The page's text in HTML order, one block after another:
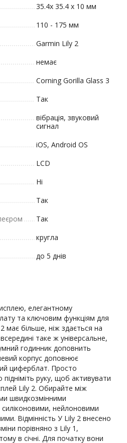
35.4х 35.4 х 10 мм
110 - 175 мм
Garmin Lily 2
немає
Corning Gorilla Glass 3
Так
вібрація, звуковий
сигнал
iOS, Android OS
LCD
Ні
Так
Так
кругла
до 5 днів
елегантному
та ключовим функціям для
має більше, ніж здається на
таке ж універсальне,
годинник доповнить
корпус доповнює
циферблат. Просто
руку, щоб активувати
Lily 2. Обирайте між
швидкозмінними
нейлоновими
Відмінність У Lily 2 внесено
порівняно з Lily 1,
в січні. Для початку вони